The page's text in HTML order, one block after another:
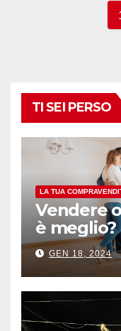
TI SEI PERSO
LA TUA
Vendere
è meglio?
GEN 18, 2024